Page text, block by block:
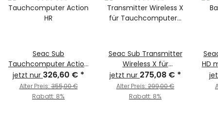
Seac Sub
Tauchcomputer Action
HR
jetzt nur 326,60 € *
Alter Preis:355,00 €
Rabatt: 8%
Seac Sub Transmitter
Wireless X für
Tauchcomputer Tablet
jetzt nur 275,08 € *
Alter Preis: 299,00 €
Rabatt: 8%
HD